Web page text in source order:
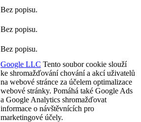
Bez popisu.
Bez popisu.
Bez popisu.
Google LLC Tento soubor cookie slouží
ke shromažďování chování a akcí uživatelů
na webové stránce za účelem optimalizace
webové stránky. Pomáhá také Google Ads
a Google Analytics shromažďovat
informace o návštěvnících pro
marketingové účely.